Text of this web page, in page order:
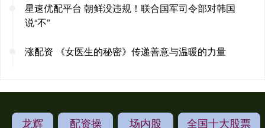
星速优配平台 朝鲜没违规！联合国军司令部对韩国
说“不”
涨配资 《女医生的秘密》传递善意与温暖的力量
龙辉 配资操 场内股 全国十大股票